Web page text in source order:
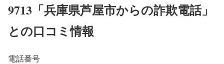
9713「兵庫県芦屋市からの詐欺電話」
との口コミ情報
電話番号